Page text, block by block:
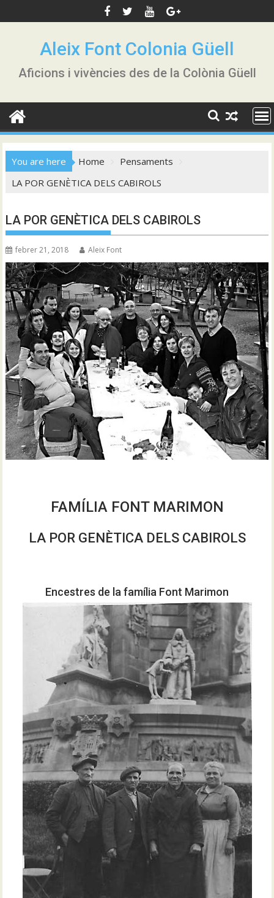
to
Aleix Font Colonia Güell
Aficions i vivències des de la Colònia Güell
You are here Home
Pensaments
LA POR GENÈTICA DELS CABIROLS
LA POR GENÈTICA DELS CABIROLS
febrer 21, 2018 Aleix Font
FAMÍLIA FONT MARIMON
LA POR GENÈTICA DELS CABIROLS
Encestres de la família Font Marimon